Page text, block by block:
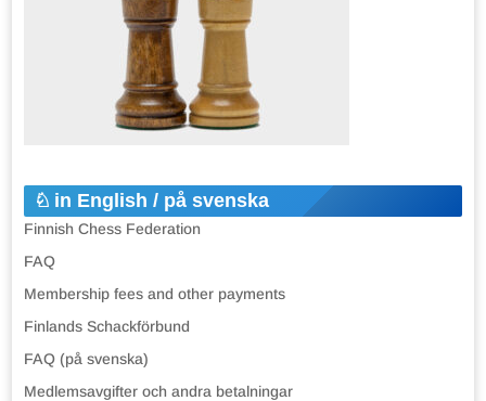
in English / på svenska
Finnish Chess Federation
FAQ
Membership fees and other payments
Finlands Schackförbund
FAQ (på svenska)
Medlemsavgifter och andra betalningar